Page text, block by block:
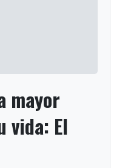
mayor
vida: El